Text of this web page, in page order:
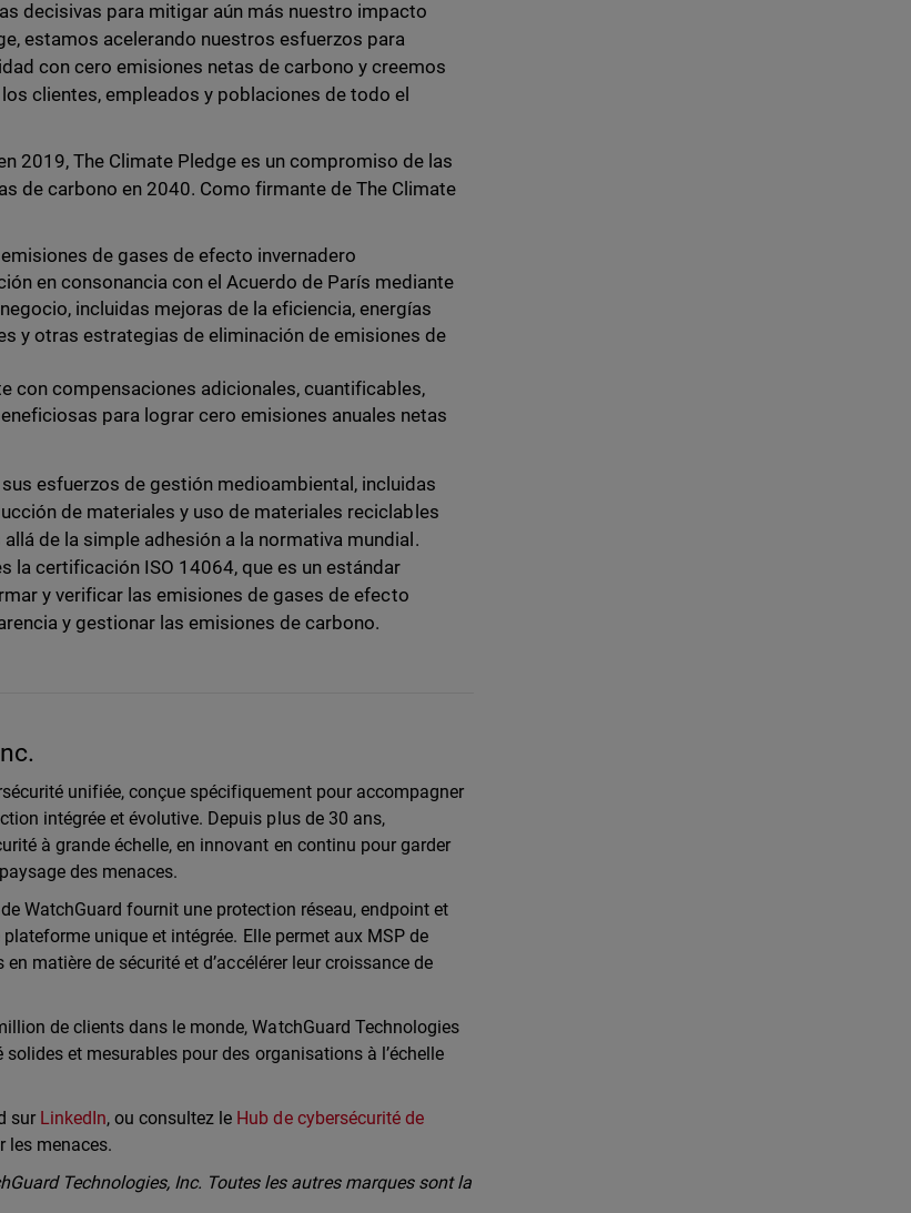
decisivas para mitigar aún más nuestro impacto
estamos acelerando nuestros esfuerzos para
con cero emisiones netas de carbono y creemos
clientes, empleados y poblaciones de todo el
2019, The Climate Pledge es un compromiso de las
de carbono en 2040. Como firmante de The Climate
de gases de efecto invernadero
en consonancia con el Acuerdo de París mediante
incluidas mejoras de la eficiencia, energías
y otras estrategias de eliminación de emisiones de
con compensaciones adicionales, cuantificables,
para lograr cero emisiones anuales netas
esfuerzos de gestión medioambiental, incluidas
de materiales y uso de materiales reciclables
de la simple adhesión a la normativa mundial.
la certificación ISO 14064, que es un estándar
y verificar las emisiones de gases de efecto
y gestionar las emisiones de carbono.
unifiée, conçue spécifiquement pour accompagner
intégrée et évolutive. Depuis plus de 30 ans,
à grande échelle, en innovant en continu pour garder
des menaces.
WatchGuard fournit une protection réseau, endpoint et
unique et intégrée. Elle permet aux MSP de
matière de sécurité et d’accélérer leur croissance de
de clients dans le monde, WatchGuard Technologies
et mesurables pour des organisations à l’échelle
sur LinkedIn, ou consultez le Hub de cybersécurité de
les menaces.
Technologies, Inc. Toutes les autres marques sont la